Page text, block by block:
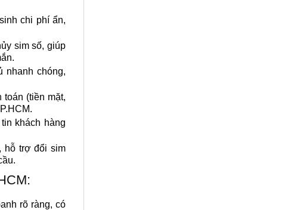
chi phí ẩn,
sim số, giúp
nhanh chóng,
(tiền mặt,
khách hàng
hỗ trợ đổi sim
rõ ràng, có